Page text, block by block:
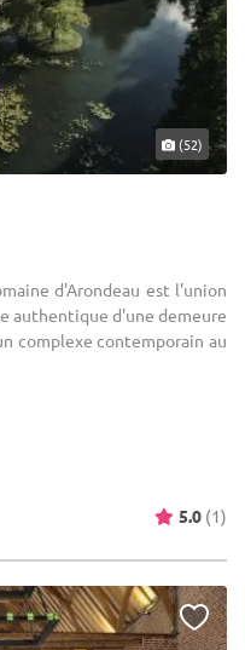
(52)
d'Arondeau est l'union
authentique d'une demeure
complexe contemporain au
5.0 (1)